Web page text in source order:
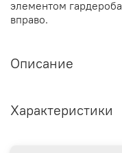
элементом гардероба
вправо.
Описание
Характеристики